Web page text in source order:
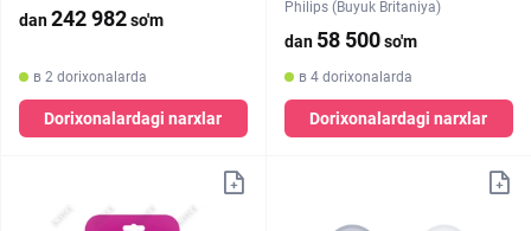
dan242 982so'm
в 2 dorixonalarda
Dorixonalardagi narxlar
Philips (Buyuk Britaniya)
dan 58 500so'm
в 4 dorixonalarda
Dorixonalardagi narxlar